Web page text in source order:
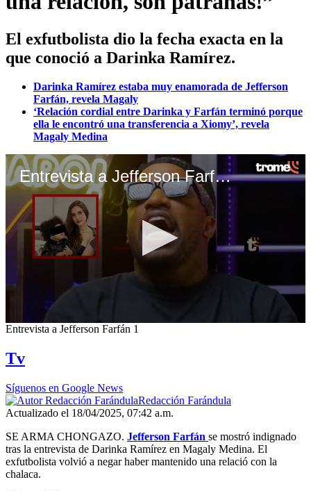
El exfutbolista dio la fecha exacta en la
que conoció a Darinka Ramírez.
Darinka Ramírez estaba muy enamorada de Jefferson
Farfán, revela Magaly
‘Relación cordial entre Darinka y Farfán terminó porque
ella le encontró una transferencia a Xiomy’, revela
Magaly Medina
Entrevista a Jefferson Farfán 1
0
of
4
10
seconds
Entrevista a Jefferson Farfán 1
Tv
Síguenos en Google News
Redacción Farándula
Actualizado el 18/04/2025, 07:42 a.m.
SE ARMA CHONGAZO. Jefferson Farfán se mostró indignado
tras la entrevista de Darinka Ramírez en Magaly Medina. El
exfutbolista volvió a negar haber mantenido una relació con la
chalaca.